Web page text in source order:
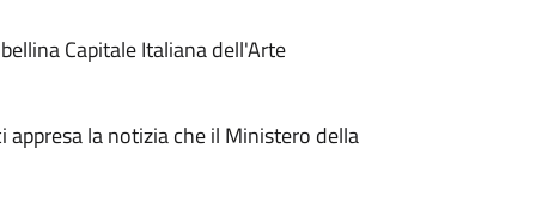
Capitale Italiana dell'Arte
la notizia che il Ministero della